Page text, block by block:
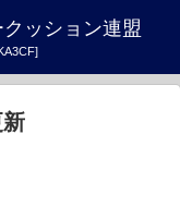
ッション連盟